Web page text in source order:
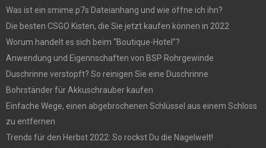
Was ist ein smime.p7s Dateianhang und wie öffne ich ihn?
Die besten CSGO Kisten, die Sie jetzt kaufen können in 2022
Worum handelt es sich beim “Boutique-Hotel”?
Anwendung und Eigennschaften von BSP Rohrgewinde
Duschrinne verstopft? So reinigen Sie eine Duschrinne
Bohrständer für Akkuschrauber kaufen
Einfache Wege, einen abgebrochenen Schlüssel aus einem Schloss
zu entfernen
Trends für den Herbst 2022: So rockst Du die Nagelwelt!